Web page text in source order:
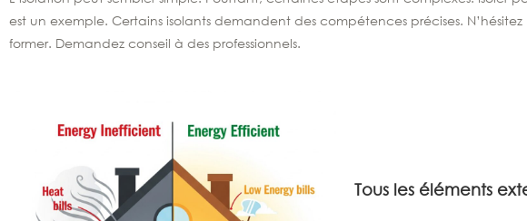
est un exemple. Certains isolants demandent des compétences précises. N’hésitez
former. Demandez conseil à des professionnels.
Tous les éléments